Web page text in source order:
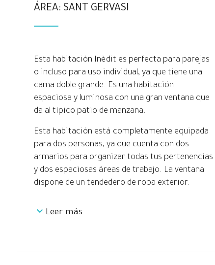
ÁREA: SANT GERVASI
Esta habitación Inèdit es perfecta para parejas
o incluso para uso individual, ya que tiene una
cama doble grande. Es una habitación
espaciosa y luminosa con una gran ventana que
da al típico patio de manzana.
Esta habitación está completamente equipada
para dos personas, ya que cuenta con dos
armarios para organizar todas tus pertenencias
y dos espaciosas áreas de trabajo. La ventana
dispone de un tendedero de ropa exterior.
Es una habitación muy tranquila ya que se
Leer más